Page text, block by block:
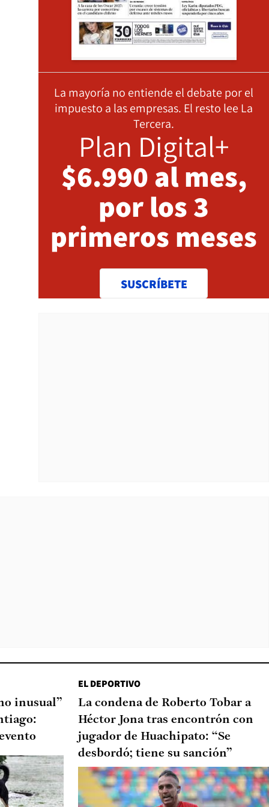
La mayoría no entiende el debate por el
impuesto a las empresas. El resto lee La
Tercera.
Plan Digital+
$6.990 al mes,
por los 3
primeros meses
SUSCRÍBETE
inusual”
EL DEPORTIVO
La condena de Roberto Tobar a
Héctor Jona tras encontrón con
jugador de Huachipato: “Se
desbordó; tiene su sanción”